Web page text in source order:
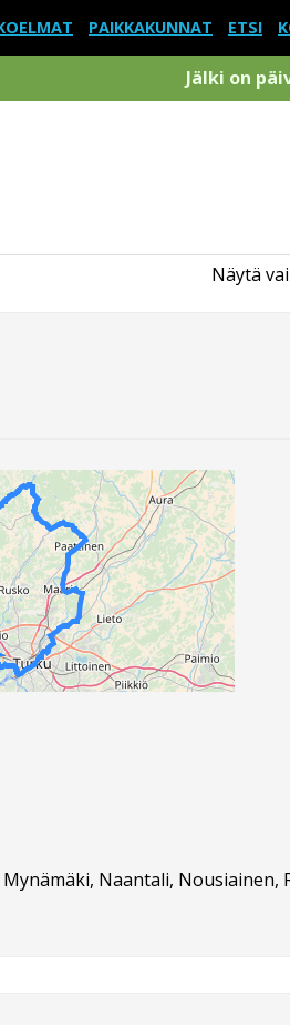
PAIKKAKUNNAT ETSI
Jälki on
Näytä
Naantali, Nousiainen,